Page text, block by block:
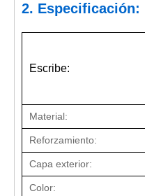
2. Especificación:
Escribe:
Material:
Reforzamiento:
Capa exterior:
Color: